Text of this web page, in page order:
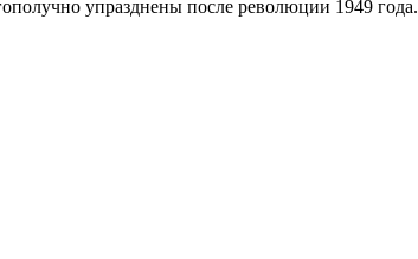
упразднены после революции 1949 года.